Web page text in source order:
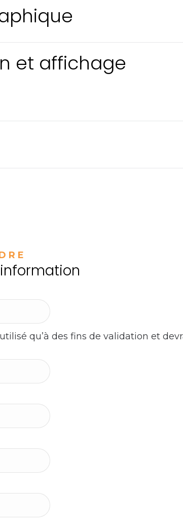
et affichage
qu’à des fins de validation et